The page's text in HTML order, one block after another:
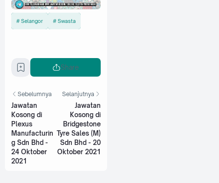
Selangor Swasta
Share
Sebelumnya
Jawatan
Kosong di
Plexus
Manufacturin
g Sdn Bhd -
24 Oktober
2021
Selanjutnya
Jawatan
Kosong di
Bridgestone
Tyre Sales (M)
Sdn Bhd - 20
Oktober 2021